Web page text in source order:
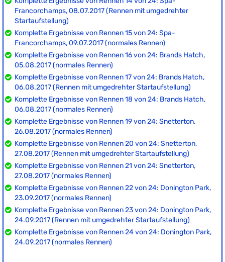
Francorchamps, 08.07.2017 (Rennen mit umgedrehter
Startaufstellung)
Komplette Ergebnisse von Rennen 15 von 24: Spa-
Francorchamps, 09.07.2017 (normales Rennen)
Komplette Ergebnisse von Rennen 16 von 24: Brands Hatch,
05.08.2017 (normales Rennen)
Komplette Ergebnisse von Rennen 17 von 24: Brands Hatch,
06.08.2017 (Rennen mit umgedrehter Startaufstellung)
Komplette Ergebnisse von Rennen 18 von 24: Brands Hatch,
06.08.2017 (normales Rennen)
Komplette Ergebnisse von Rennen 19 von 24: Snetterton,
26.08.2017 (normales Rennen)
Komplette Ergebnisse von Rennen 20 von 24: Snetterton,
27.08.2017 (Rennen mit umgedrehter Startaufstellung)
Komplette Ergebnisse von Rennen 21 von 24: Snetterton,
27.08.2017 (normales Rennen)
Komplette Ergebnisse von Rennen 22 von 24: Donington Park,
23.09.2017 (normales Rennen)
Komplette Ergebnisse von Rennen 23 von 24: Donington Park,
24.09.2017 (Rennen mit umgedrehter Startaufstellung)
Komplette Ergebnisse von Rennen 24 von 24: Donington Park,
24.09.2017 (normales Rennen)